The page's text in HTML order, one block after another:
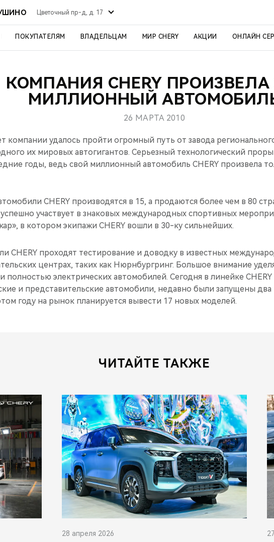
Цветочный пр-д, д. 17
ПОКУПАТЕЛЯМ ВЛАДЕЛЬЦАМ МИР CHERY АКЦИИ ОНЛАЙН
КОМПАНИЯ CHERY ПРОИЗВЕЛА
МИЛЛИОННЫЙ
26 МАРТА 2010
компании удалось пройти огромный путь от завода
их мировых автогигантов. Серьезный технологический
годы, ведь свой миллионный автомобиль CHERY произвела
CHERY производятся в 15, а продаются более чем в 80
участвует в знаковых международных спортивных
в котором экипажи CHERY вошли в 30-ку сильнейших.
CHERY проходят тестирование и доводку в известных
центрах, таких как Нюрнбургринг. Большое внимание
полностью электрических автомобилей. Сегодня в линейке
и представительские автомобили, недавно были запущены два
году на рынок планируется вывести 17 новых моделей.
ЧИТАЙТЕ ТАКЖЕ
28 апреля 2026